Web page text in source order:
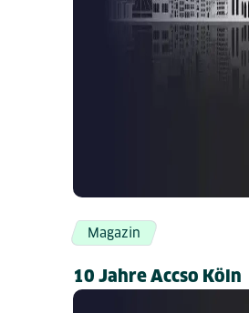
Magazin
10 Jahre Accso Köln